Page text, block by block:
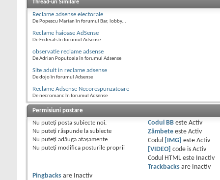
Thread-uri Similare
Reclame adsense electorale
De Popescu Marian în forumul Bar, lobby...
Reclame haioase AdSense
De Federals în forumul Adsense
observatie reclame adsense
De Adrian Poputoaia în forumul Adsense
Site adult in reclame adsense
De dojo în forumul Adsense
Reclame Adsense Necorespunzatoare
De necromanc în forumul Adsense
Permisiuni postare
Nu puteţi posta subiecte noi.
Nu puteţi răspunde la subiecte
Nu puteţi adăuga ataşamente
Nu puteţi modifica posturile proprii
Codul BBeste Activ
Zâmbeteeste Activ
Codul
[IMG] este Activ
[VIDEO]
code is Activ
Codul HTML este
Inactiv
Trackbacksare
Inactiv
Pingbacks are
Inactiv